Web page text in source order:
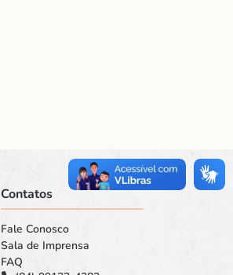
Contatos
Fale Conosco
Sala de Imprensa
FAQ